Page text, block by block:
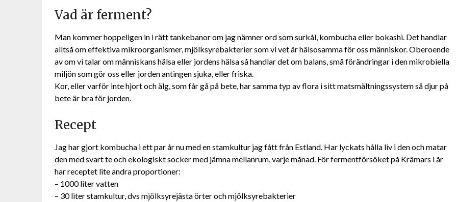
Vad är ferment?
Man kommer hoppeligen in i rätt tankebanor om jag nämner ord som surkål, kombucha eller bokashi. Det handlar
alltså om effektiva mikroorganismer, mjölksyrebakterier som vi vet är hälsosamma för oss människor. Oberoende
av om vi talar om människans hälsa eller jordens hälsa så handlar det om balans, små förändringar i den mikrobiella
miljön som gör oss eller jorden antingen sjuka, eller friska.
Kor, eller varför inte hjort och älg, som får gå på bete, har samma typ av flora i sitt matsmältningssystem så djur på
bete är bra för jorden.
Recept
Jag har gjort kombucha i ett par år nu med en stamkultur jag fått från Estland. Har lyckats hålla liv i den och matar
den med svart te och ekologiskt socker med jämna mellanrum, varje månad. För fermentförsöket på Krämars i år
har receptet lite andra proportioner:
– 1000 liter vatten
– 30 liter stamkultur, dvs mjölksyrejästa örter och mjölksyrebakterier